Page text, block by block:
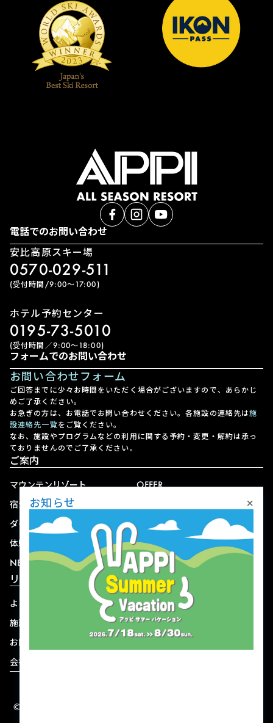
電話でのお問い合わせ
安比高原スキー場
0570-029-511
(受付時間/9:00〜17:00)
ホテル予約センター
0195-73-5010
(受付時間／9:00〜18:00)
フォームでのお問い合わせ
お問い合わせフォーム
ご回答までに少々お時間をいただく場合がございますので、あらかじ
めご了承ください。
お急ぎの方は、お電話でお問い合わせください。各施設の連絡先は施
設連絡先一覧をご覧ください。
なお、施設やプログラムなどの利用に関する予約・変更・解約は承っ
ておりませんのでご了承ください。
ご案内
マウンテンリゾート
宿泊
ダイニング
体験
NEWS
OFFER
ショップ
リゾート情報
よくある質問
施設連絡先一覧
お問い合わせ
会社概要
関連施設
資料ダウンロード
© 2004-2026 株式会社岩手ホテルアンドリゾート.
お知らせ ×